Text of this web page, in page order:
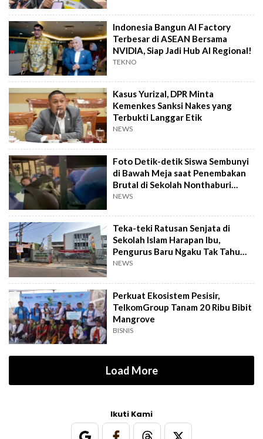
Indonesia Bangun AI Factory
Terbesar di ASEAN Bersama
NVIDIA, Siap Jadi Hub AI Regional!
TEKNO
Kasus Yurizal, DPR Minta
Kemenkes Sanksi Nakes yang
Terbukti Langgar Etik
NEWS
Foto Detik-detik Siswa Sembunyi
di Bawah Meja saat Penembakan
Brutal di Sekolah Nonthaburi
Thailand
NEWS
Teka-teki Ratusan Senjata di
Sekolah Islam Harapan Ibu,
Pengurus Baru Ngaku Tak Tahu
Asal-usulnya
NEWS
Perkuat Ekosistem Pesisir,
TelkomGroup Tanam 20 Ribu Bibit
Mangrove
BISNIS
Load More
Ikuti Kami